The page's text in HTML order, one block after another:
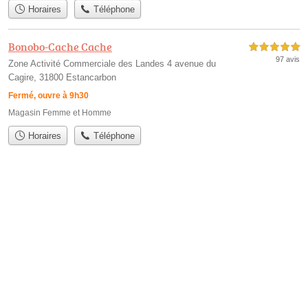
Horaires Téléphone
Bonobo-Cache Cache
Zone Activité Commerciale des Landes 4 avenue du
Cagire, 31800 Estancarbon
Fermé, ouvre à 9h30
5,0 étoiles sur 5
97 avis
Magasin Femme et Homme
Horaires Téléphone